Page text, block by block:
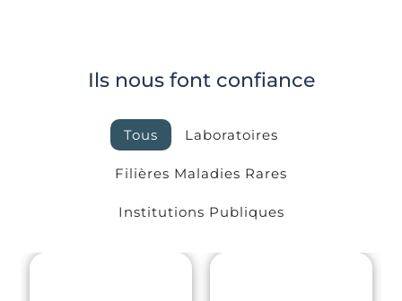
Ils nous font confiance
Tous Laboratoires
Filières Maladies Rares
Institutions Publiques